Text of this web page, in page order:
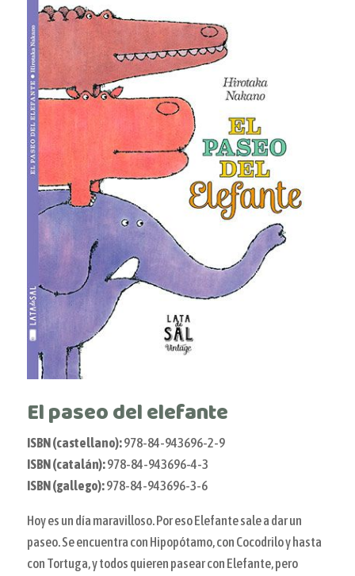
El paseo del elefante
ISBN (castellano):978-84-943696-2-9
ISBN (catalán):978-84-943696-4-3
ISBN (gallego):978-84-943696-3-6
Hoy es un día maravilloso. Por eso Elefante sale a dar un
paseo. Se encuentra con Hipopótamo, con Cocodrilo y hasta
con Tortuga, y todos quieren pasear con Elefante, pero